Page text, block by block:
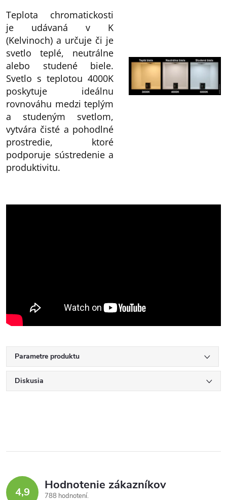
Teplota chromatickosti
je udávaná v K
(Kelvinoch) a určuje či je
svetlo teplé, neutrálne
alebo studené biele.
Svetlo s teplotou 4000K
poskytuje ideálnu
rovnováhu medzi teplým
a studeným svetlom,
vytvára čisté a pohodlné
prostredie, ktoré
podporuje sústredenie a
produktivitu.
Parametre produktu
Diskusia
4,9 Hodnotenie zákazníkov
788 hodnotení